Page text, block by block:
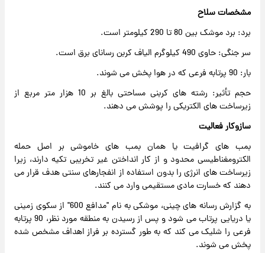
مشخصات سلاح
برد: برد موشک بین 80 تا 290 کیلومتر است.
سر جنگی: حاوی 490 کیلوگرم الیاف کربن رسانای برق است.
بار: 90 پرتابه فرعی که در هوا پخش می شوند.
حجم تأثیر: رشته های کربنی مساحتی بالغ بر 10 هزار متر مربع از
زیرساخت های الکتریکی را پوشش می دهند.
سازوکار فعالیت
بمب های گرافیت یا همان بمب های خاموشی بر اصل حمله
الکترومغناطیسی محدود و از کار انداختن غیر تخریبی تکیه دارند، زیرا
زیرساخت های انرژی را بدون استفاده از انفجارهای سنتی هدف قرار می
دهند که خسارت مادی مستقیمی وارد می کنند.
به گزارش رسانه های چینی، موشکی به نام "مدافع 600" از سکوی زمینی
یا دریایی پرتاب می شود و پس از رسیدن به منطقه مورد نظر، 90 پرتابه
فرعی را شلیک می کند که به طور گسترده بر فراز اهداف مشخص شده
پخش می شوند.